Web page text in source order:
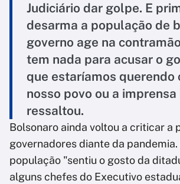
Judiciário dar golpe. E
desarma a população de
governo age na
tem nada para acusar o
que estaríamos querendo
nosso povo ou a
ressaltou.
Bolsonaro ainda voltou a criticar a
governadores diante da pandemia.
população "sentiu o gosto da
alguns chefes do Executivo